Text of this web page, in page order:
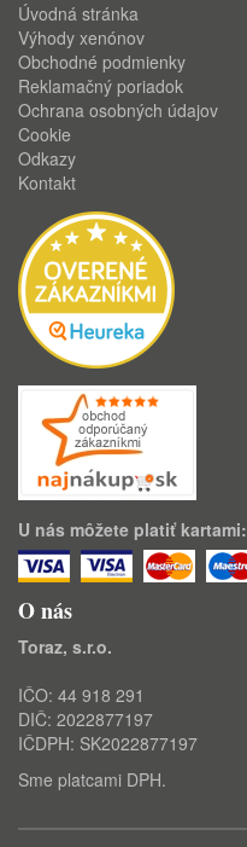
Úvodná stránka
Výhody xenónov
Obchodné podmienky
Reklamačný poriadok
Ochrana osobných údajov
Cookie
Odkazy
Kontakt
U nás môžete platiť kartami:
O nás
Toraz, s.r.o.
IČO: 44 918 291
DIČ: 2022877197
IČDPH: SK2022877197
Sme platcami DPH.